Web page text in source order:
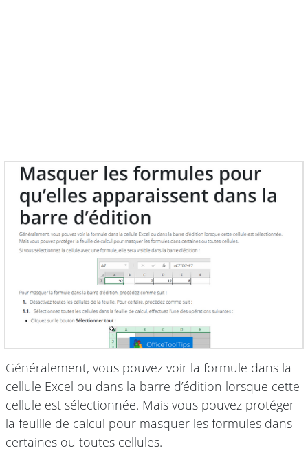
Généralement, vous pouvez voir la formule dans la
cellule Excel ou dans la barre d’édition lorsque cette
cellule est sélectionnée. Mais vous pouvez protéger
la feuille de calcul pour masquer les formules dans
certaines ou toutes cellules.